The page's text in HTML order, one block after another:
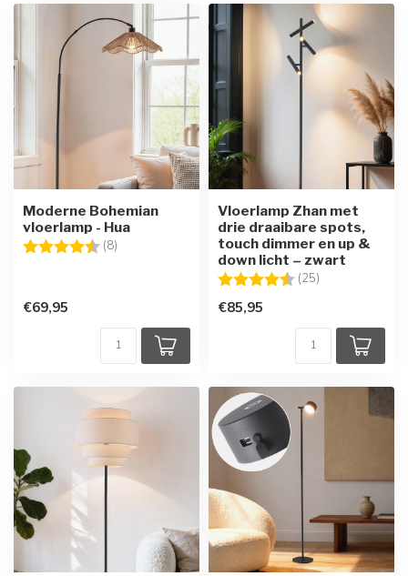
Moderne Bohemian
vloerlamp - Hua
Beoordeling: (8)
€69,95
Vloerlamp Zhan met
drie draaibare spots,
touch dimmer en up &
down licht – zwart
Beoordeling: (25)
€85,95